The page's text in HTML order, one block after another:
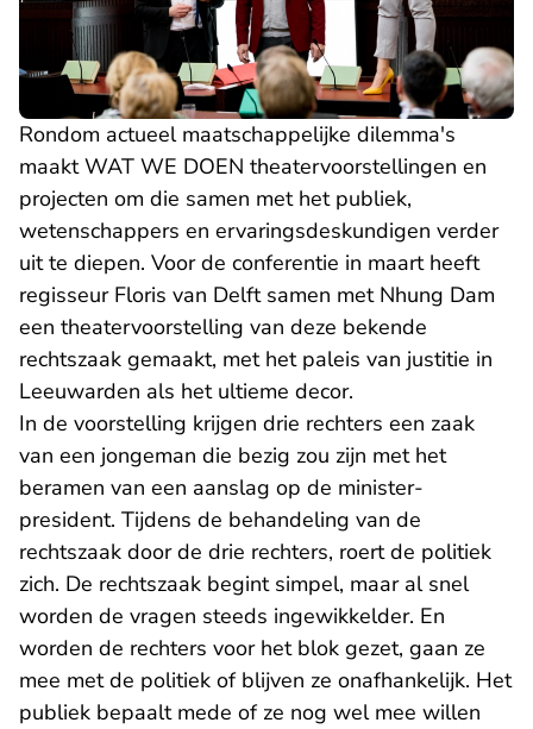
Rondom actueel maatschappelijke dilemma's
maakt WAT WE DOEN theatervoorstellingen en
projecten om die samen met het publiek,
wetenschappers en ervaringsdeskundigen verder
uit te diepen. Voor de conferentie in maart heeft
regisseur Floris van Delft samen met Nhung Dam
een theatervoorstelling van deze bekende
rechtszaak gemaakt, met het paleis van justitie in
Leeuwarden als het ultieme decor.
In de voorstelling krijgen drie rechters een zaak
van een jongeman die bezig zou zijn met het
beramen van een aanslag op de minister-
president. Tijdens de behandeling van de
rechtszaak door de drie rechters, roert de politiek
zich. De rechtszaak begint simpel, maar al snel
worden de vragen steeds ingewikkelder. En
worden de rechters voor het blok gezet, gaan ze
mee met de politiek of blijven ze onafhankelijk. Het
publiek bepaalt mede of ze nog wel mee willen